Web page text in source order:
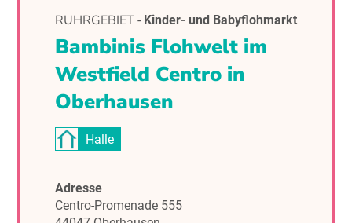
RUHRGEBIET - Kinder- und Babyflohmarkt
Bambinis Flohwelt im
Westfield Centro in
Oberhausen
Halle
Adresse
Centro-Promenade 555